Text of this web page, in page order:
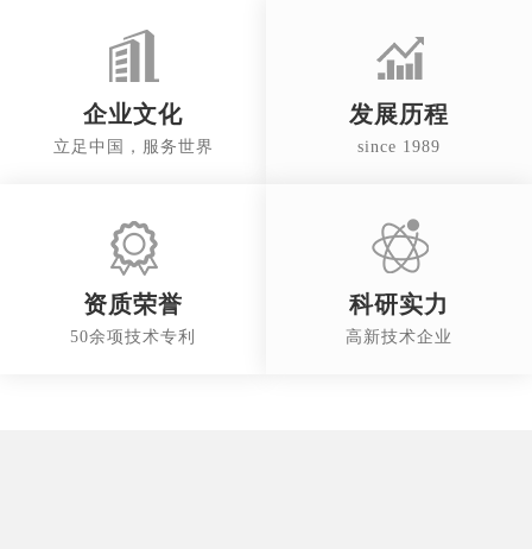
企业文化
立足中国，服务世界
发展历程
since 1989
资质荣誉
50余项技术专利
科研实力
高新技术企业